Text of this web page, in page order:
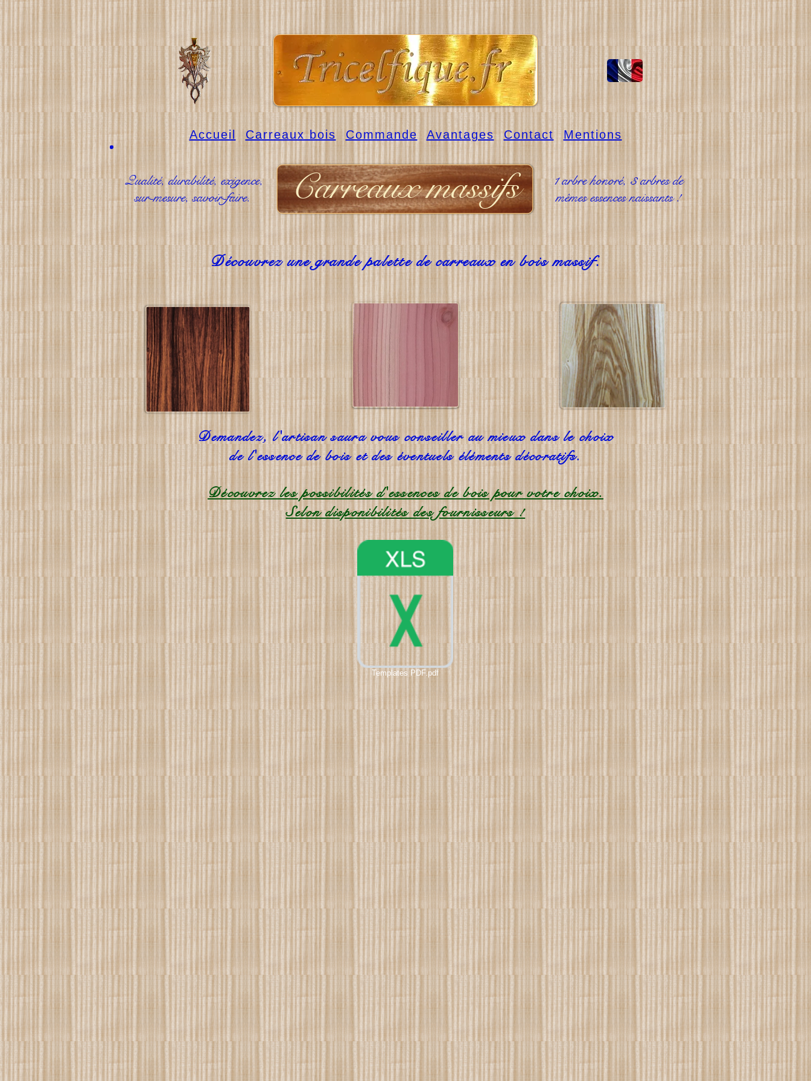
Accueil Carreaux bois Commande Avantages Contact Mentions
Qualité, durabilité, exigence,
sur-mesure, savoir-faire.
1 arbre honoré, 3 arbres de
mêmes essences naissants !
Découvrez une grande palette de carreaux en bois massif.
Carreaux massifs
Demandez, l'artisan saura vous conseiller au mieux dans le choix
de l'essence de bois et des éventuels éléments décoratifs.
Découvrez les possibilités d'essences de bois pour votre choix.
Selon disponibilités des fournisseurs !
Templates PDF.pdf